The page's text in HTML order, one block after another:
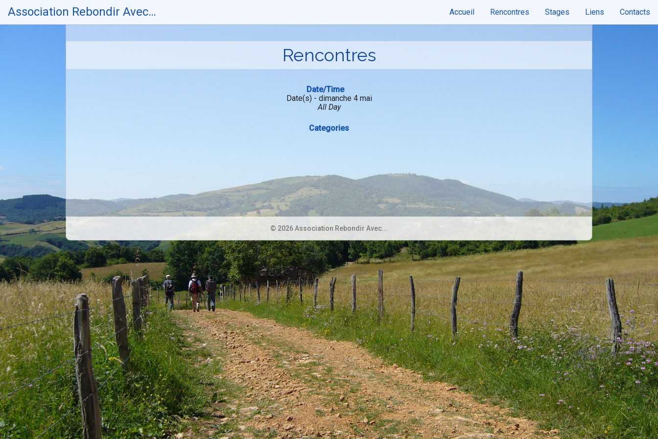
Association Rebondir Avec… Accueil Rencontres Stages Liens Contacts
Rencontres
Date/Time
Date(s) - dimanche 4 mai
All Day
Categories
© 2026 Association Rebondir Avec...